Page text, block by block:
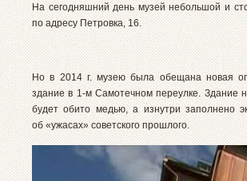
На сегодняшний день музей небольшой и
по адресу Петровка, 16.
Но в 2014 г. музею была обещана новая
здание в 1-м Самотечном переулке. Здание
будет обито медью, а изнутри заполнено
об «ужасах» советского прошлого.